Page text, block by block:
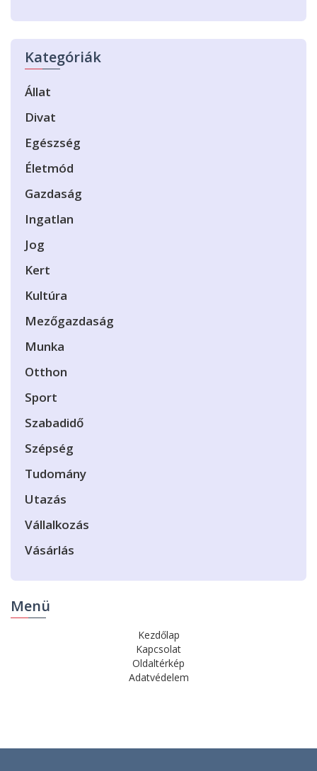
Kategóriák
Állat
Divat
Egészség
Életmód
Gazdaság
Ingatlan
Jog
Kert
Kultúra
Mezőgazdaság
Munka
Otthon
Sport
Szabadidő
Szépség
Tudomány
Utazás
Vállalkozás
Vásárlás
Menü
Kezdőlap
Kapcsolat
Oldaltérkép
Adatvédelem